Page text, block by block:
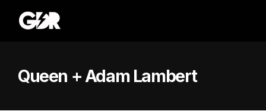
Queen + Adam Lambert